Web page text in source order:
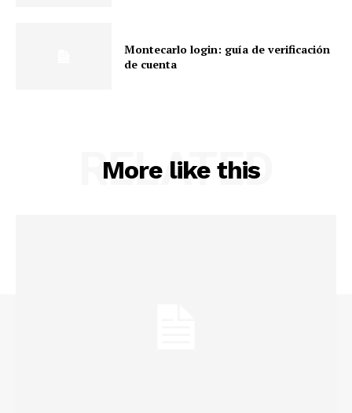
Montecarlo login: guía de verificación
de cuenta
More like this
RELATED